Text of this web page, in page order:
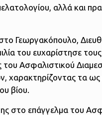
αλλά και
Γεωργακόπουλο,
του ευχαρίστησε τους
Ασφαλιστικού
χαρακτηρίζοντας τα ως
βίου.
στο επάγγελμα του